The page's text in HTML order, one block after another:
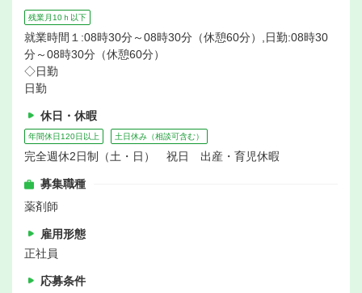
残業月10ｈ以下
就業時間１:08時30分～08時30分（休憩60分）,日勤:08時30
分～08時30分（休憩60分）
◇日勤
日勤
休日・休暇
年間休日120日以上 土日休み（相談可含む）
完全週休2日制（土・日） 祝日 出産・育児休暇
募集職種
薬剤師
雇用形態
正社員
応募条件